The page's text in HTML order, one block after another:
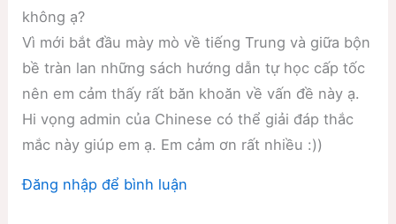
không ạ?
Vì mới bắt đầu mày mò về tiếng Trung và giữa bộn
bề tràn lan những sách hướng dẫn tự học cấp tốc
nên em cảm thấy rất băn khoăn về vấn đề này ạ.
Hi vọng admin của Chinese có thể giải đáp thắc
mắc này giúp em ạ. Em cảm ơn rất nhiều :))
Đăng nhập để bình luận